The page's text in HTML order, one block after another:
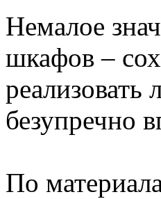
Немалое
шкафов –
безупречно
По